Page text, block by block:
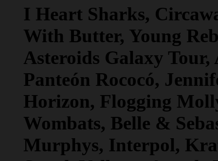
I Heart Sharks,
With Butter, Young
Asteroids Galaxy Tour,
Panteón Rococó,
Horizon, Flogging
Wombats, Belle &
Murphys, Interpol,